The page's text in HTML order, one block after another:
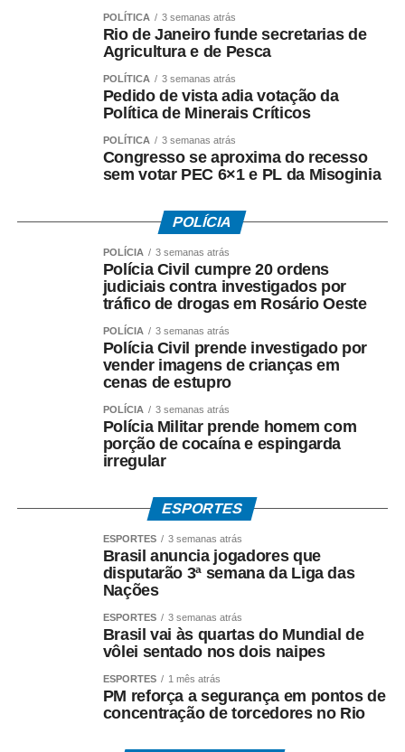
atendida. “Temos mais de 7 mil pessoas cadastradas. É
um sonho contar com uma estrutura melhor para acolher
os moradores e oferecer um atendimento ainda mais
qualificado”, destacou.
COMENTE ABAIXO:
WhatsApp
Facebook
Twitter
Messenger
LinkedIn
Share
POLÍTICA 3 semanas atrás
Rio de Janeiro funde secretarias de
Agricultura e de Pesca
POLÍTICA 3 semanas atrás
Pedido de vista adia votação da
Política de Minerais Críticos
POLÍTICA 3 semanas atrás
Congresso se aproxima do recesso
sem votar PEC 6×1 e PL da Misoginia
POLÍCIA
POLÍCIA 3 semanas atrás
Polícia Civil cumpre 20 ordens
judiciais contra investigados por
tráfico de drogas em Rosário Oeste
POLÍCIA 3 semanas atrás
Polícia Civil prende investigado por
vender imagens de crianças em
cenas de estupro
POLÍCIA 3 semanas atrás
Polícia Militar prende homem com
porção de cocaína e espingarda
irregular
ESPORTES
ESPORTES 3 semanas atrás
Brasil anuncia jogadores que
disputarão 3ª semana da Liga das
Nações
ESPORTES 3 semanas atrás
Brasil vai às quartas do Mundial de
vôlei sentado nos dois naipes
ESPORTES 1 mês atrás
PM reforça a segurança em pontos de
concentração de torcedores no Rio